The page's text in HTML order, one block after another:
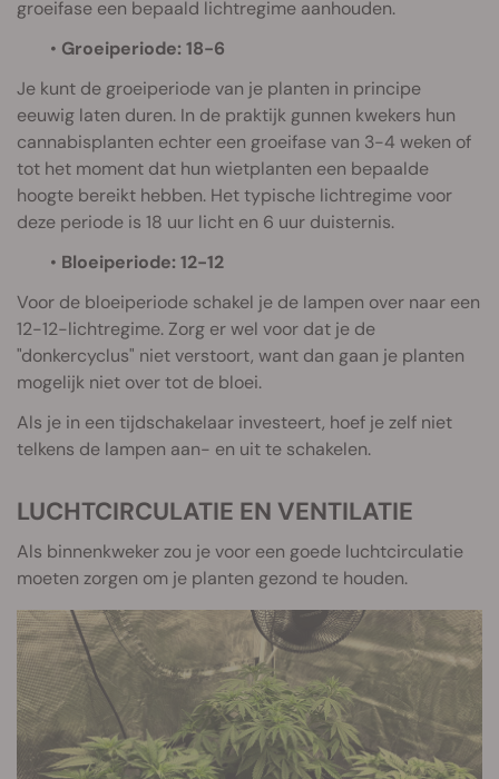
groeifase een bepaald lichtregime aanhouden.
• Groeiperiode: 18-6
Je kunt de groeiperiode van je planten in principe
eeuwig laten duren. In de praktijk gunnen kwekers hun
cannabisplanten echter een groeifase van 3-4 weken of
tot het moment dat hun wietplanten een bepaalde
hoogte bereikt hebben. Het typische lichtregime voor
deze periode is 18 uur licht en 6 uur duisternis.
• Bloeiperiode: 12-12
Voor de bloeiperiode schakel je de lampen over naar een
12-12-lichtregime. Zorg er wel voor dat je de
"donkercyclus" niet verstoort, want dan gaan je planten
mogelijk niet over tot de bloei.
Als je in een tijdschakelaar investeert, hoef je zelf niet
telkens de lampen aan- en uit te schakelen.
LUCHTCIRCULATIE EN VENTILATIE
Als binnenkweker zou je voor een goede luchtcirculatie
moeten zorgen om je planten gezond te houden.